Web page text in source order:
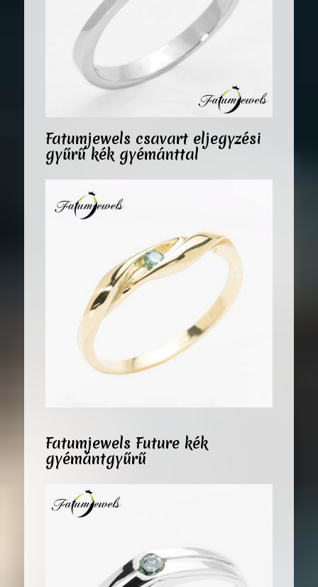
Fatumjewels csavart eljegyzési
gyűrű kék gyémánttal
Fatumjewels Future kék
gyémántgyűrű